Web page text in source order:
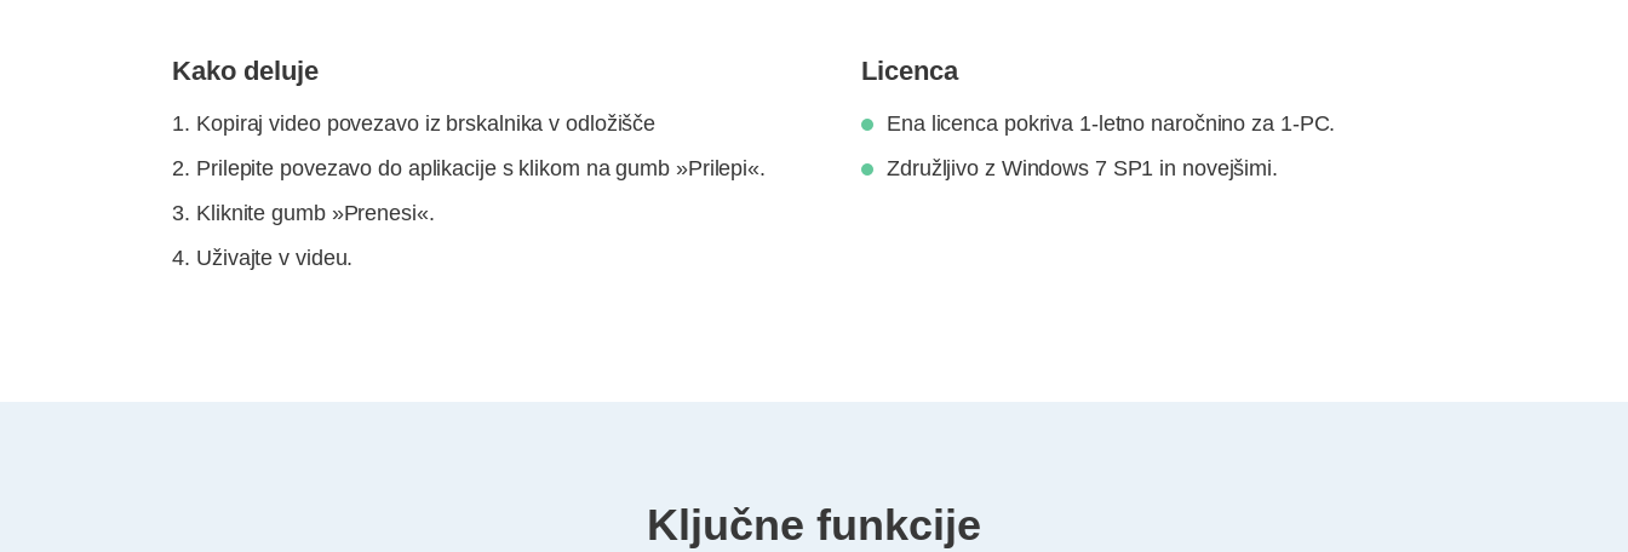
Kako deluje
Kopiraj video povezavo iz brskalnika v odložišče
Prilepite povezavo do aplikacije s klikom na gumb »Prilepi«.
Kliknite gumb »Prenesi«.
Uživajte v videu.
Licenca
Ena licenca pokriva 1-letno naročnino za 1-PC.
Združljivo z Windows 7 SP1 in novejšimi.
Ključne funkcije